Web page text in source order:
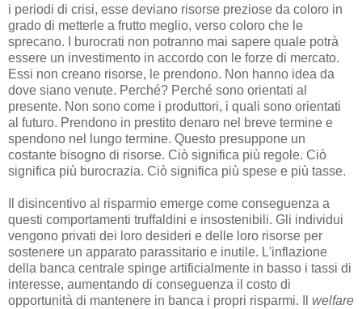
i periodi di crisi, esse deviano risorse preziose da coloro in
grado di metterle a frutto meglio, verso coloro che le
sprecano. I burocrati non potranno mai sapere quale potrà
essere un investimento in accordo con le forze di mercato.
Essi non creano risorse, le prendono. Non hanno idea da
dove siano venute. Perché? Perché sono orientati al
presente. Non sono come i produttori, i quali sono orientati
al futuro. Prendono in prestito denaro nel breve termine e
spendono nel lungo termine. Questo presuppone un
costante bisogno di risorse. Ciò significa più regole. Ciò
significa più burocrazia. Ciò significa più spese e più tasse.
Il disincentivo al risparmio emerge come conseguenza a
questi comportamenti truffaldini e insostenibili. Gli individui
vengono privati dei loro desideri e delle loro risorse per
sostenere un apparato parassitario e inutile. L'inflazione
della banca centrale spinge artificialmente in basso i tassi di
interesse, aumentando di conseguenza il costo di
opportunità di mantenere in banca i propri risparmi. Il welfare